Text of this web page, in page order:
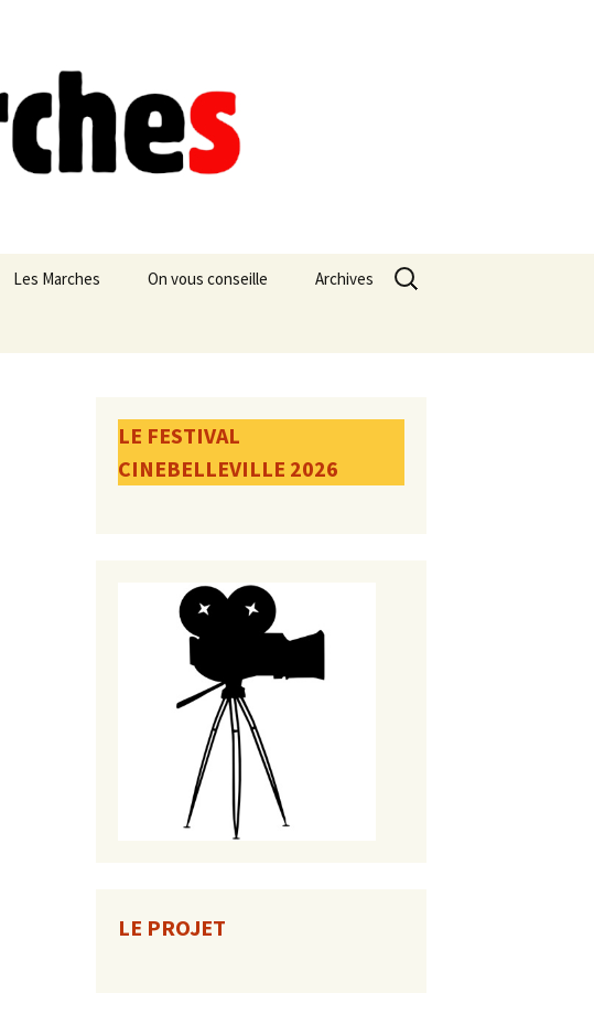
Les Marches On vous conseille Archives
Rechercher :
LE FESTIVAL
CINEBELLEVILLE 2026
LE PROJET